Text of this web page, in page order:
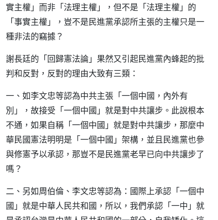
實主權」而非「法理主權」，但不是「法理主權」的
「事實主權」，豈不是民進黨承認所主張的主權只是一
種非法的竊據？
謝長廷的「回歸憲法論」果然又引起民進黨內蜂起的批
判和反對，反對的理由大致有三類：
一、如李文忠等認為中共主張「一個中國，內外有
別」，故接受「一個中國」就是對中共讓步。此說根本
不通，如果自稱「一個中國」就是對中共讓步，那麼中
華民國憲法明明是「一個中國」架構，並且民進黨也參
與修憲予以承認，那豈不是民進黨老早已向中共讓步了
嗎？
二、另如周伯倫、李文忠等認為：國際上承認「一個中
國」就是中華人民共和國，所以，我們承認「一中」就